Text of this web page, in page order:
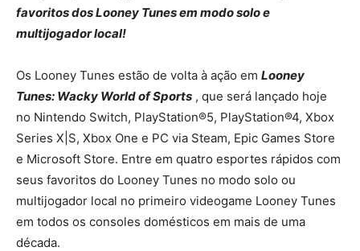
favoritos dos Looney Tunes em modo solo e
multijogador local!
Os Looney Tunes estão de volta à ação em Looney
Tunes: Wacky World of Sports , que será lançado hoje
no Nintendo Switch, PlayStation®5, PlayStation®4, Xbox
Series X|S, Xbox One e PC via Steam, Epic Games Store
e Microsoft Store. Entre em quatro esportes rápidos com
seus favoritos do Looney Tunes no modo solo ou
multijogador local no primeiro videogame Looney Tunes
em todos os consoles domésticos em mais de uma
década.